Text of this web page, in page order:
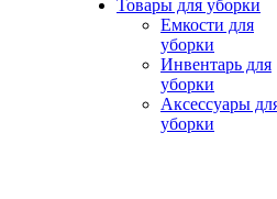
Товары для уборки
Емкости для
уборки
Инвентарь для
уборки
Аксессуары
уборки